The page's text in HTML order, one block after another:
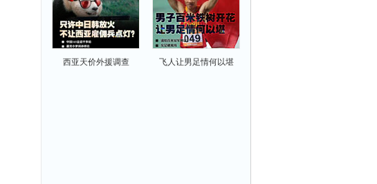
西亚天价外援调查 飞人让男足情何以堪